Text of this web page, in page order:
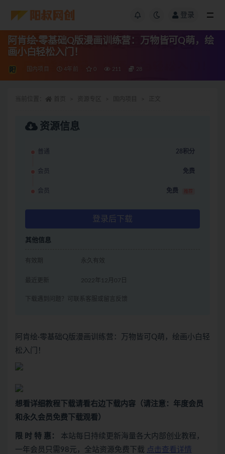
登录
阿肯绘·零基础Q版漫画训练营：万物皆可Q萌，绘
画小白轻松入门！
国内项目 4年前 0 211 28
资源信息
普通 28积分
会员 免费
会员 免费 推荐
登录后下载
其他信息
有效期 永久有效
最近更新 2022年12月07日
下载遇到问题？可联系客服或留言反馈
阿肯绘·零基础Q版漫画训练营：万物皆可Q萌，绘画小白轻
松入门！
想看详细教程下载请看右边下载内容 （请注意：年度会员
和永久会员免费下载观看）
限 时 特 惠： 本站每日持续更新海量各大内部创业教程，
一年会员只需98元，全站资源免费下载 点击查看详情